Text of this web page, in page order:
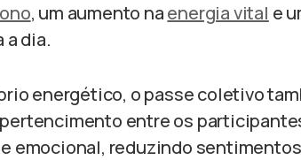
, um aumento naenergia vital e
a dia.
energético, o passe coletivo
entre os
emocional, reduzindo